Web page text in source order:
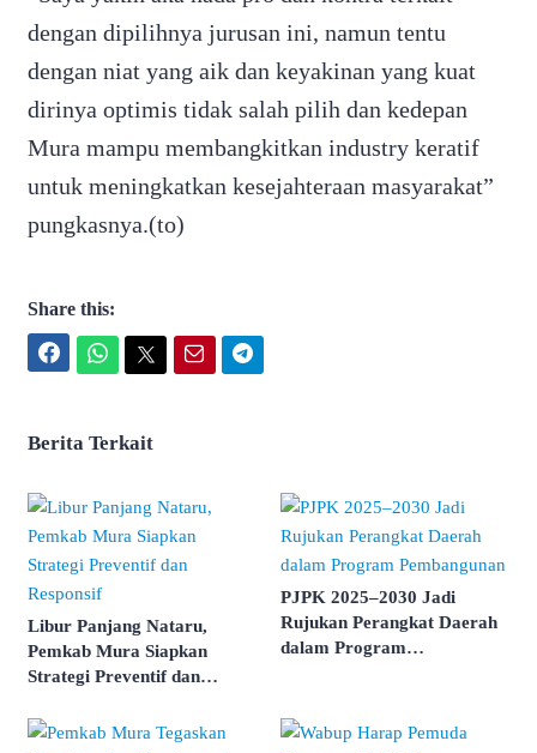
dengan dipilihnya jurusan ini, namun tentu
dengan niat yang aik dan keyakinan yang kuat
dirinya optimis tidak salah pilih dan kedepan
Mura mampu membangkitkan industry keratif
untuk meningkatkan kesejahteraan masyarakat”
pungkasnya.(to)
Share this:
Berita Terkait
Libur Panjang Nataru,
Pemkab Mura Siapkan
Strategi Preventif dan
PJPK 2025–2030 Jadi
Rujukan Perangkat Daerah
dalam Program